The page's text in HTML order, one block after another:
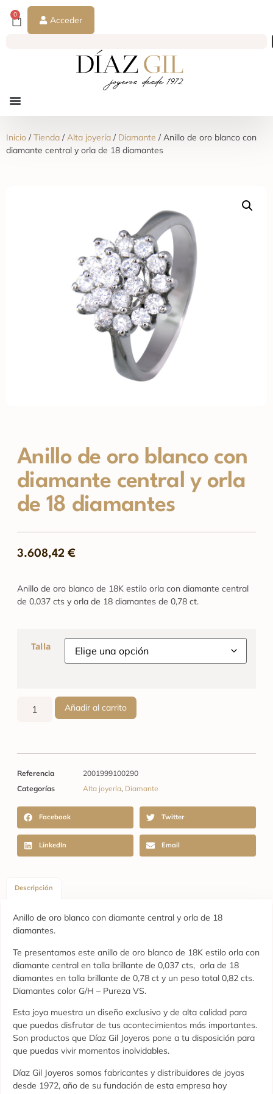
0
Acceder
Inicio /Tienda /Alta joyería / Diamante / Anillo de oro blanco con
diamante central y orla de 18 diamantes
Anillo de oro blanco con
diamante central y orla
de 18 diamantes
3.608,42 €
Anillo de oro blanco de 18K estilo orla con diamante central
de 0,037 cts y orla de 18 diamantes de 0,78 ct.
Talla
Añadir al carrito
Referencia
2001999100290
Categorías
Alta joyería, Diamante
Facebook Twitter
LinkedIn Email
Descripción
Anillo de oro blanco con diamante central y orla de 18
diamantes.
Te presentamos este anillo de oro blanco de 18K estilo orla con
diamante central en talla brillante de 0,037 cts, orla de 18
diamantes en talla brillante de 0,78 ct y un peso total 0,82 cts.
Diamantes color G/H – Pureza VS.
Esta joya muestra un diseño exclusivo y de alta calidad para
que puedas disfrutar de tus acontecimientos más importantes.
Son productos que Díaz Gil Joyeros pone a tu disposición para
que puedas vivir momentos inolvidables.
Díaz Gil Joyeros somos fabricantes y distribuidores de joyas
desde 1972, año de su fundación de esta empresa hoy